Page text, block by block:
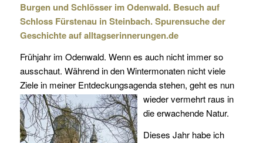
Burgen und Schlösser im Odenwald. Besuch auf
Schloss Fürstenau in Steinbach. Spurensuche der
Geschichte auf alltagserinnerungen.de
Frühjahr im Odenwald. Wenn es auch nicht immer so
ausschaut. Während in den Wintermonaten nicht viele
Ziele in meiner Entdeckungsagendastehen, geht es nun
wieder vermehrt raus in
die erwachende Natur.
Dieses Jahr habe ich